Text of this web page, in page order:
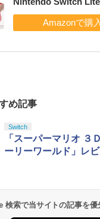
め記事
Switch
「スーパーマリオ ３
ーリーワールド」レ
検索で当サイトの記事を優